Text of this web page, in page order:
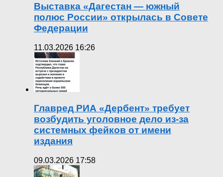
Выставка «Дагестан — южный
полюс России» открылась в Совете
Федерации
11.03.2026 16:26
Главред РИА «Дербент» требует
возбудить уголовное дело из-за
системных фейков от имени
издания
09.03.2026 17:58